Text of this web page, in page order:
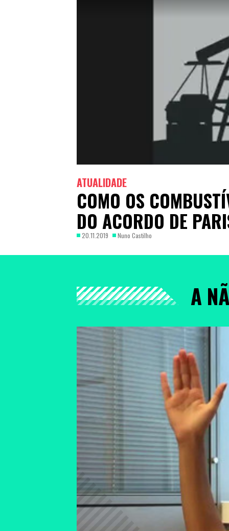
ATUALIDADE
COMO OS
DO ACORDO DE
20.11.2019 Nuno Castilho
A